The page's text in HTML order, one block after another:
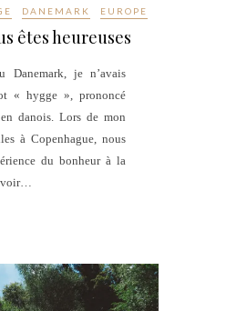
DANEMARK EUROPE
êtes heureuses
Danemark, je n’avais
« hygge », prononcé
danois. Lors de mon
à Copenhague, nous
du bonheur à la